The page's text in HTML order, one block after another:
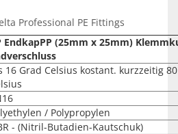
Professional PE Fittings
EndkapPP (25mm x 25mm)
16 Grad Celsius kostant. kurzzeitig
/ Polypropylen
- (Nitril-Butadien-Kautschuk)